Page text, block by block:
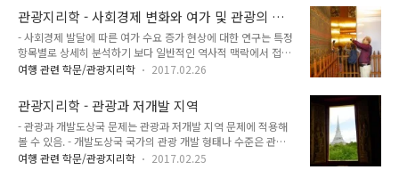
는 현상과도 연계됨. - 관광과 여가의 사회경제적 영향은 많은 관
심을 끔.- 유럽집..
서 포스트모더니즘, 즉 생산과 소비형태가 포디즘 (포드주의)에
서 포스트포드주의로 전이되는 과정에서 나옴.- 관광 분야에서
도 대량 관광에서 탈피해 최상의 선택과 다양성으로 그 특징을
말할 수 있는 포스트포드주의 소비형태가 나타나고 있음. 포드주
의는 2차 세계대전 이후 대량 생산과 대량 소비를 지향하는 자본
주의는 포드주의에 반대하는 움직임. 포드주의는 소품종 대량생
산, 포스트포드주의는 다품종 소량생산..
관광지리학 - 사회경제 변화와 여가 및 관광의 발
달
- 사회경제 발달에 따른 여가 수요 증가 현상에 대한 연구는 특정
항목별로 상세히 분석하기 보다 일반적인 역사적 맥락에서 접근
하는 것이 쉬움.- 그동안 여가 수요의 증가 원인을 설명하기 위한
모형에 근거를 둠.- '가치와 생활방식 모형' value & lifestyle 은
생활 방식의 측정 및 유형화에 삶의 가치관이 가장 중요한 요소
라 간주하는 가치 측정 도구.- 가치와 생활방식 모형은 특정 사회
의 수요 특성을 조사하거나 어떤 현상의 시간에 따른 변화를 검
증하는 분석적 틀로 사용 가능.- 경제가 고도로 발달된 곳의 '가
여행 관련 학문/관광지리학 2017.02.26
관광지리학 - 관광과 저개발 지역
- 관광과 개발도상국 문제는 관광과 저개발 지역 문제에 적용해
볼 수 있음. - 개발도상국 국가의 관광 개발 형태나 수준은 관광
개발을 위해 잠재적 관광 송출국과의 사회 기반 시설이나 사회적
여행 관련 학문/관광지리학 2017.02.25